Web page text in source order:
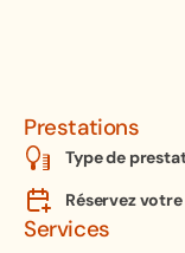
Prestations
Type de
Réservez
Services